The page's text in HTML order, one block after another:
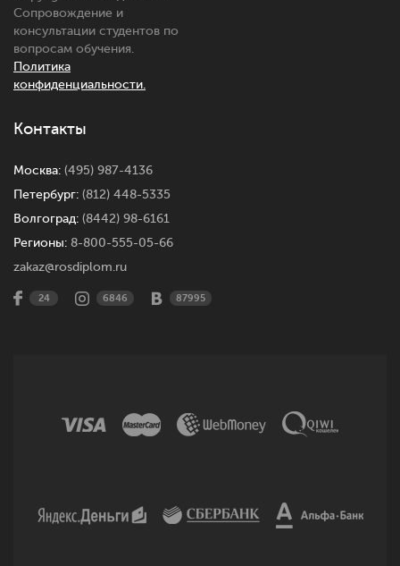
Сопровождение и
консультации студентов по
вопросам обучения.
Политика
конфиденциальности.
Контакты
Москва: (495) 987-4136
Петербург: (812) 448-5335
Волгоград: (8442) 98-6161
Регионы: 8-800-555-05-66
zakaz@rosdiplom.ru
24 6846 87995